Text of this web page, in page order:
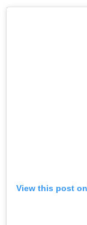
View this post